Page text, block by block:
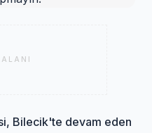
Bilecik'te devam eden